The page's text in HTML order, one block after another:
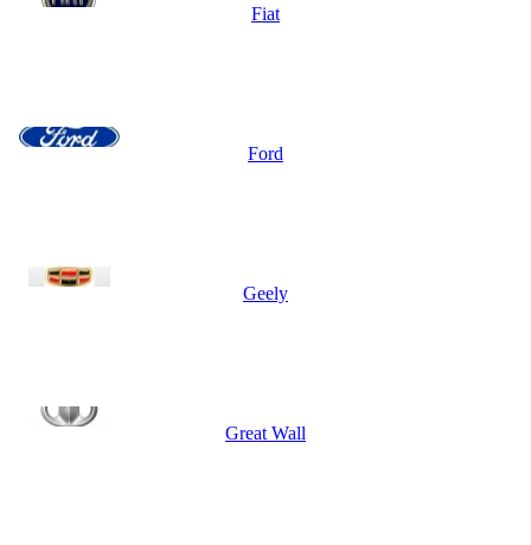
Fiat
Ford
Geely
Great Wall